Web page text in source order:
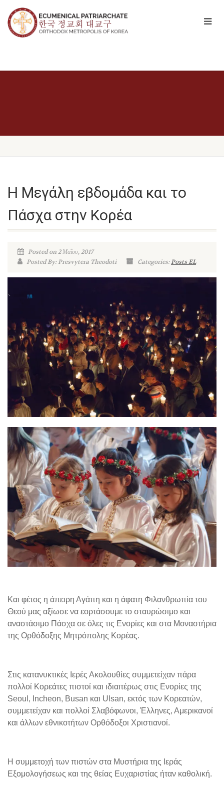
Η Μεγάλη εβδομάδα και το
Πάσχα στην Κορέα
Posted on 2 Μαΐου, 2017
Posted By: Presvytera Theodoti
Categories:Posts EL
Και φέτος η άπειρη Αγάπη και η άφατη Φιλανθρωπία του
Θεού μας αξίωσε να εορτάσουμε το σταυρώσιμο και
αναστάσιμο Πάσχα σε όλες τις Ενορίες και στα Μοναστήρια
της Ορθόδοξης Μητρόπολης Κορέας.
Στις κατανυκτικές Ιερές Ακολουθίες συμμετείχαν πάρα
πολλοί Κορεάτες πιστοί και ιδιαιτέρως στις Ενορίες της
Seoul, Incheon, Busan και Ulsan, εκτός των Κορεατών,
συμμετείχαν και πολλοί Σλαβόφωνοι, Έλληνες, Αμερικανοί
και άλλων εθνικοτήτων Ορθόδοξοι Χριστιανοί.
Η συμμετοχή των πιστών στα Μυστήρια της Ιεράς
Εξομολογήσεως και της θείας Ευχαριστίας ήταν καθολική.